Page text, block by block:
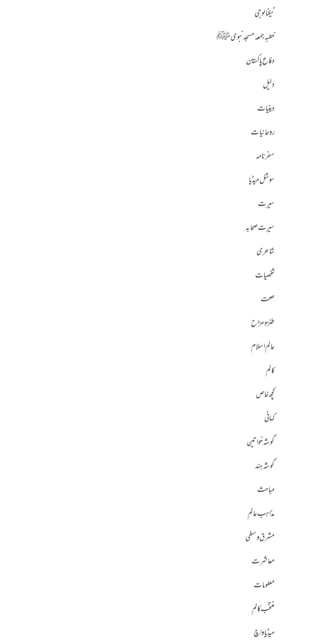
ٹیکنالوجی
خطبہ جمعہ مسجد نبوی ﷺ
دفاع پاکستان
دلیل
دینیات
روحانیات
سفرنامہ
سوشل میڈیا
سیرت
سیرت صحابہ
شاعری
شخصیات
صحت
طنز و مزاح
عالم اسلام
کالم
کچھ خاص
کہانی
گوشہ خواتین
گوشہ ہند
مباحث
مذاہب عالم
مشرق وسطی
معاشرت
معلومات
منتخب کالم
میڈیا واچ